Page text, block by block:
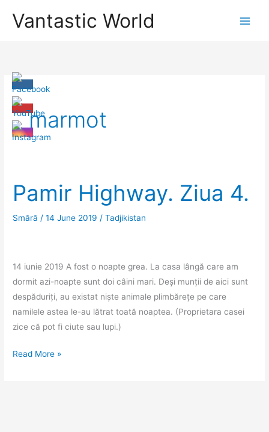
Vantastic World
marmot
Pamir Highway. Ziua 4.
Smără /14 June 2019 /Tadjikistan
14 iunie 2019 A fost o noapte grea. La casa lângă care am
dormit azi-noapte sunt doi câini mari. Deși munții de aici sunt
despăduriți, au existat niște animale plimbărețe pe care
namilele astea le-au lătrat toată noaptea. (Proprietara casei
zice că pot fi ciute sau lupi.)
Pamir
Read More »